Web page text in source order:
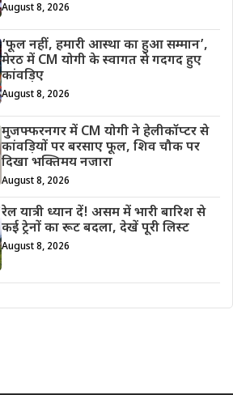
August 8, 2026
‘फूल नहीं, हमारी आस्था का हुआ सम्मान’,
मेरठ में CM योगी के स्वागत से गदगद हुए
कांवड़िए
August 8, 2026
मुजफ्फरनगर में CM योगी ने हेलीकॉप्टर से
कांवड़ियों पर बरसाए फूल, शिव चौक पर
दिखा भक्तिमय नजारा
August 8, 2026
रेल यात्री ध्यान दें! असम में भारी बारिश से
कई ट्रेनों का रूट बदला, देखें पूरी लिस्ट
August 8, 2026